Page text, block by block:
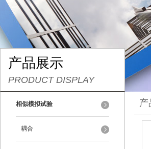
产品展示
PRODUCT DISPLAY
相似模拟试验
耦合
产